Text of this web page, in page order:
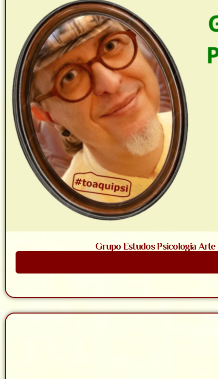
Grupo Estudos Psicologia Arte